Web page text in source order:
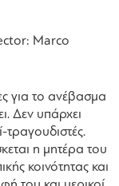
Marco
για το ανέβασμα
Δεν υπάρχει
τραγουδιστές.
η μητέρα του
κοινότητας και